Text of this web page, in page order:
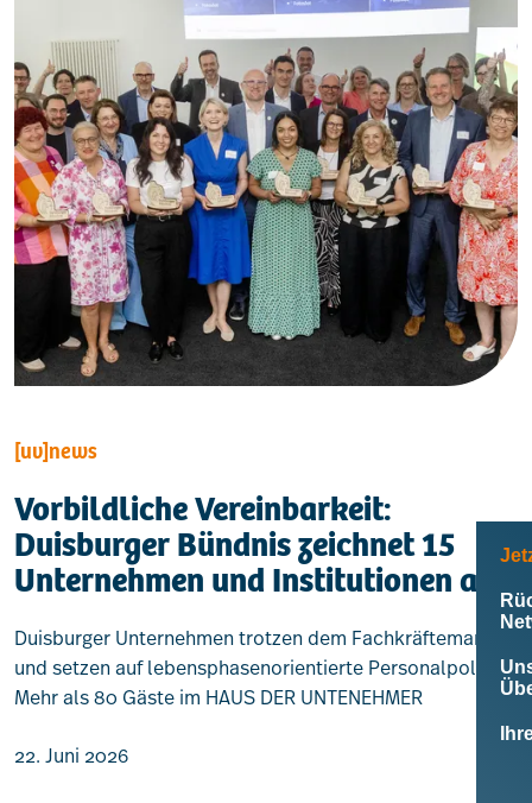
Leistungen
Mitglieder
[uv]campus | Seminare
[uv]news
Vorbildliche Vereinbarkeit:
Duisburger Bündnis zeichnet 15
Unternehmen und Institutionen aus
Duisburger Unternehmen trotzen dem Fachkräftemangel
und setzen auf lebensphasenorientierte Personalpolitik.
Mehr als 80 Gäste im HAUS DER UNTENEHMER
22. Juni 2026